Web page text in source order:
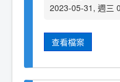
2023-05-31, 週三
查看檔案